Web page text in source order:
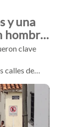
y una
hombre
clave
calles de
y dos